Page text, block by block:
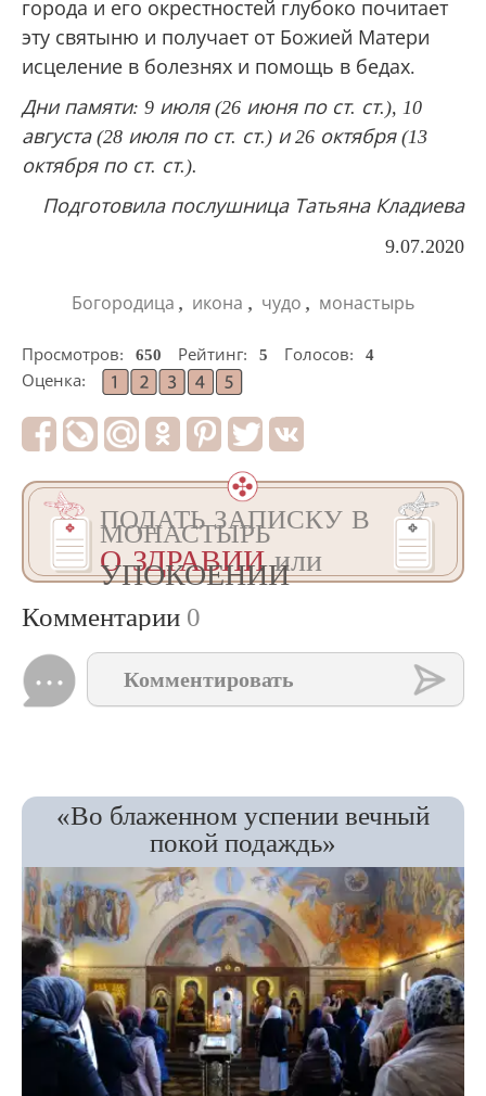
города и его окрестностей глубоко почитает
эту святыню и получает от Божией Матери
исцеление в болезнях и помощь в бедах.
Дни памяти: 9 июля (26 июня по ст. ст.), 10
августа (28 июля по ст. ст.) и 26 октября (13
октября по ст. ст.).
Подготовила послушница Татьяна Кладиева
9.07.2020
Богородица , икона , чудо , монастырь
Просмотров: 650 Рейтинг: 5 Голосов:
4
Оценка:
ПОДАТЬ ЗАПИСКУ В
МОНАСТЫРЬ
О ЗДРАВИИили
УПОКОЕНИИ
Комментарии 0
Комментировать
«Во блаженном успении вечный
покой подаждь»